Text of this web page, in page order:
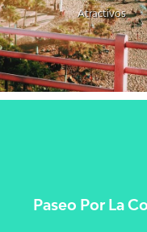
Atractivos
Paseo Por La